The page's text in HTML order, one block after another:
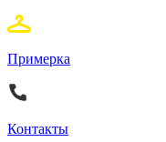
Примерка
Контакты